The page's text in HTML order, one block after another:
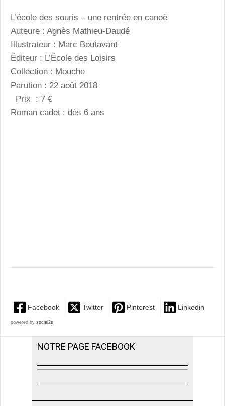
L’école des souris – une rentrée en canoë
Auteure : Agnès Mathieu-Daudé
Illustrateur : Marc Boutavant
Éditeur : L’École des Loisirs
Collection : Mouche
Parution : 22 août 2018
Prix : 7 €
Roman cadet : dès 6 ans
Facebook Twitter Pinterest Linkedin
powered by social2s
NOTRE PAGE FACEBOOK